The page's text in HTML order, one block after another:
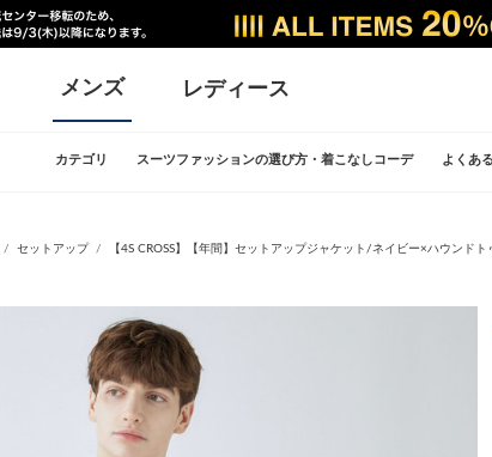
メンズ レディース
カテゴリ スーツファッションの選び方・着こなしコーデ よくあ
セットアップ 【4S CROSS】【年間】セットアップジャケット/ネイビー×ハウンド